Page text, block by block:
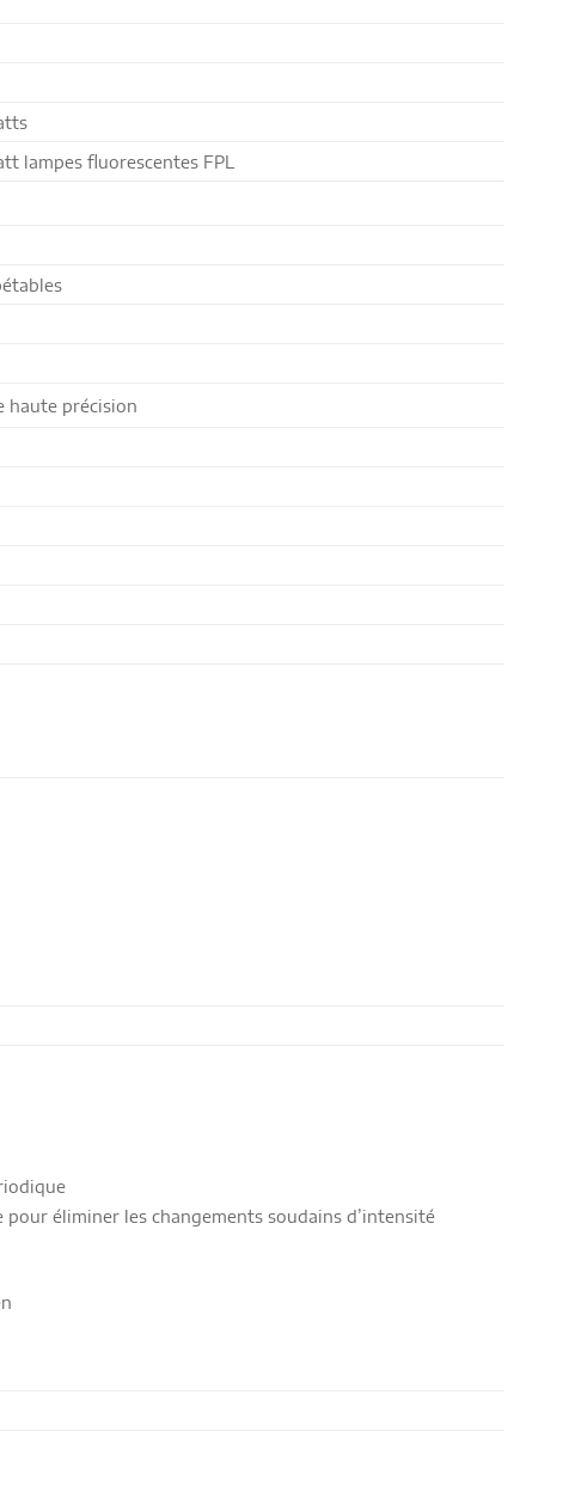
lampes fluorescentes FPL
haute précision
éliminer les changements soudains d’intensité